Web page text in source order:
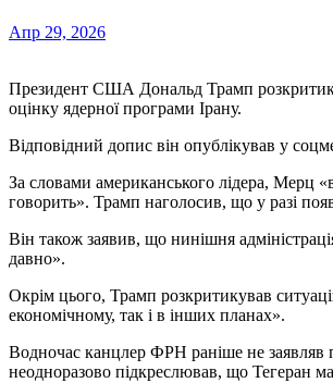
Апр 29, 2026
Президент США Дональд Трамп
оцінку ядерної програми Ірану.
Відповідний допис він опублікував у
За словами американського лідера, Мерц
говорить». Трамп наголосив, що у разі
Він також заявив, що нинішня
давно».
Окрім цього, Трамп розкритикував
економічному, так і в інших планах».
Водночас канцлер ФРН раніше не заявляв
неодноразово підкреслював, що Тегеран